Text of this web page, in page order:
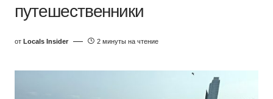
путешественники
от Locals Insider 2 минуты на чтение